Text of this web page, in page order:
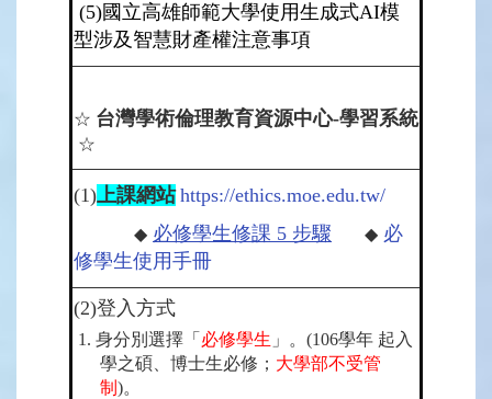
(5)國立高雄師範大學使用生成式AI模
型涉及智慧財產權注意事項
☆ 台灣學術倫理教育資源中心-學習系統
☆
(1)上課網站 https://ethics.moe.edu.tw/
◆ 必修學生修課 5 步驟 ◆ 必
修學生使用手冊
(2)登入方式
1. 身分別選擇「 必修學生 」。(106學年 起入
學之碩、博士生必修； 大學部不受管
制 )。